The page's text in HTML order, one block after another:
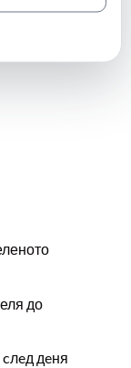
до
дeня